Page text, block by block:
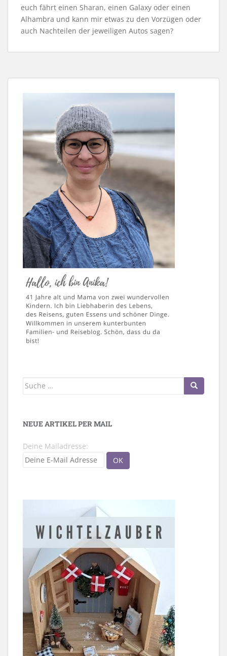
euch fährt einen Sharan, einen Galaxy oder einen
Alhambra und kann mir etwas zu den Vorzügen oder
auch Nachteilen der jeweiligen Autos sagen?
Suche
NEUE ARTIKEL PER MAIL
Deine Mailadresse: